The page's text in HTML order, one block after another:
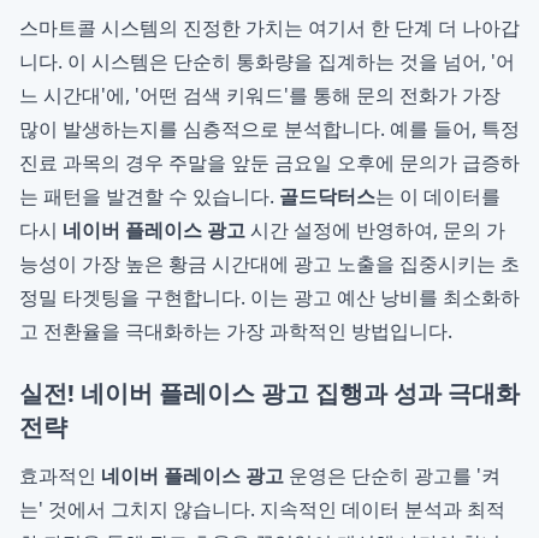
스마트콜 시스템의 진정한 가치는 여기서 한 단계 더 나아갑
니다. 이 시스템은 단순히 통화량을 집계하는 것을 넘어, '어
느 시간대'에, '어떤 검색 키워드'를 통해 문의 전화가 가장
많이 발생하는지를 심층적으로 분석합니다. 예를 들어, 특정
진료 과목의 경우 주말을 앞둔 금요일 오후에 문의가 급증하
는 패턴을 발견할 수 있습니다. 골드닥터스는 이 데이터를
다시 네이버 플레이스 광고시간 설정에 반영하여, 문의 가
능성이 가장 높은 황금 시간대에 광고 노출을 집중시키는 초
정밀 타겟팅을 구현합니다. 이는 광고 예산 낭비를 최소화하
고 전환율을 극대화하는 가장 과학적인 방법입니다.
실전! 네이버 플레이스 광고 집행과 성과 극대화
전략
효과적인 네이버 플레이스 광고 운영은 단순히 광고를 '켜
는' 것에서 그치지 않습니다. 지속적인 데이터 분석과 최적